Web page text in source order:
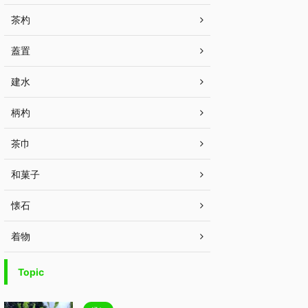
茶杓
蓋置
建水
柄杓
茶巾
和菓子
懐石
着物
Topic